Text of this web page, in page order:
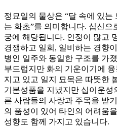
정묘일의 물상은 “달 속에 있는
는 화초”를 의미합니다. 십신으
궁에 해당됩니다. 인정이 많고
경쟁하고 일희, 일비하는 경향
병인 일주와 동일한 구조를 가
부드럽지만 화의 기운이기에
지고 있고 일지 묘목은 따뜻한
기본성품을 지녔지만 십이운
른 사람들의 사랑과 주목을 받
의 품성이 있어 타인의 어려움
성향도 함께 가지고 있습니다.